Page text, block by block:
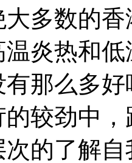
多数的
炎热和
那么多
较劲中
的了解